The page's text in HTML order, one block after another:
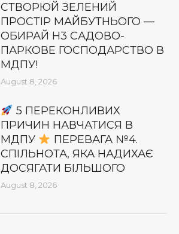
СТВОРЮЙ ЗЕЛЕНИЙ
ПРОСТІР МАЙБУТНЬОГО —
ОБИРАЙ Н3 САДОВО-
ПАРКОВЕ ГОСПОДАРСТВО В
МДПУ!
August 8, 2026
5 ПЕРЕКОНЛИВИХ
ПРИЧИН НАВЧАТИСЯ В
МДПУ
ПЕРЕВАГА №4.
СПІЛЬНОТА, ЯКА НАДИХАЄ
ДОСЯГАТИ БІЛЬШОГО
August 8, 2026